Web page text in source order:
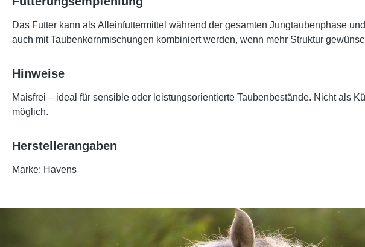
Das Futter kann als Alleinfuttermittel während der gesamten Jungtaubenphase
auch mit Taubenkornmischungen kombiniert werden, wenn mehr Struktur
Hinweise
Maisfrei – ideal für sensible oder leistungsorientierte Taubenbestände. Nicht als
möglich.
Herstellerangaben
Marke: Havens